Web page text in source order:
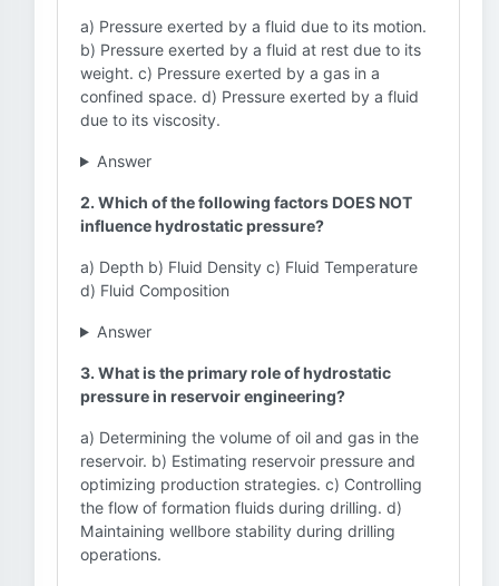
a) Pressure exerted by a fluid due to its motion.
b) Pressure exerted by a fluid at rest due to its
weight. c) Pressure exerted by a gas in a
confined space. d) Pressure exerted by a fluid
due to its viscosity.
Answer
2. Which of the following factors DOES NOT
influence hydrostatic pressure?
a) Depth b) Fluid Density c) Fluid Temperature
d) Fluid Composition
Answer
3. What is the primary role of hydrostatic
pressure in reservoir engineering?
a) Determining the volume of oil and gas in the
reservoir. b) Estimating reservoir pressure and
optimizing production strategies. c) Controlling
the flow of formation fluids during drilling. d)
Maintaining wellbore stability during drilling
operations.